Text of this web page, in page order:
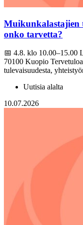
Muikunkalastajien
onko tarvetta?
📅 4.8. klo 10.00–15.00
70100 Kuopio
tulevaisuudesta,
Uutisia alalta
10.07.2026